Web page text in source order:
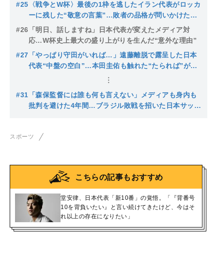
#25 〈戦争とW杯〉最後の1枠を逃したイラン代表がロッカ
ーに残した“敬意の言葉”…敗者の品格が問いかけたも
の
#26 「明日、話しますね」日本代表が変えたメディア対
応…W杯史上最大の盛り上がりを生んだ“意外な理由”
#27 「やっぱり守田がいれば…」遠藤離脱で露呈した日本
代表“中盤の空白”…本田圭佑も触れた“たられば”が示
す森保ジャパンの本当の課題
#31 「森保監督には誰も何も言えない」メディアも身内も
批判を避けた4年間…ブラジル敗戦を招いた日本サッカ
スポーツ
こちらの記事もおすすめ
堂安律、日本代表「新10番」の覚悟。「『背番号
10を背負いたい』と言い続けてきたけど、今はそ
れ以上の存在になりたい」